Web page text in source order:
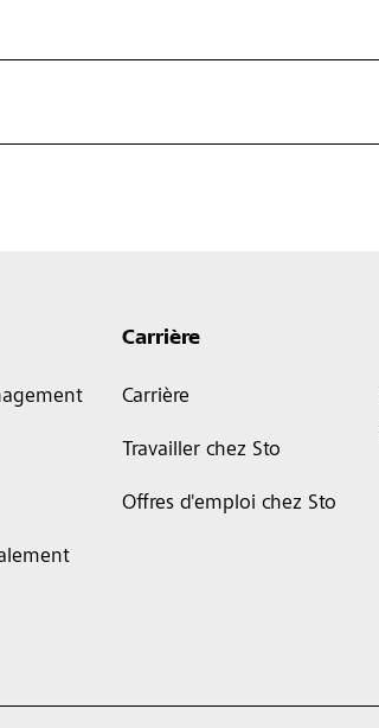
Carrière
Carrière
Travailler chez Sto
Offres d'emploi chez Sto